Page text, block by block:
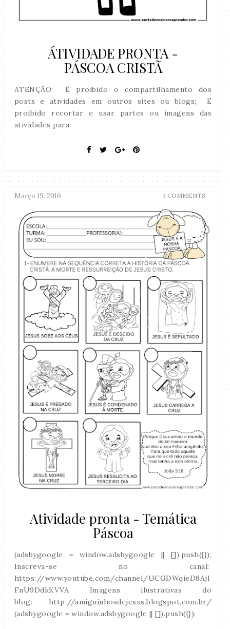
ÁTIVIDADE PRONTA -
PÁSCOA CRISTÃ
ATENÇÃO: É proibido o compartilhamento dos
posts e atividades em outros sites ou blogs; É
proibido recortar e usar partes ou imagens das
atividades para
Março 19, 2016 3 COMMENTS
Atividade pronta - Temática
Páscoa
(adsbygoogle = window.adsbygoogle || []).push({});
Inscreva-se no canal:
https://www.youtube.com/channel/UCGDWqieD8Ajl
FnU9DdkKVVA Imagens ilustrativas do
blog: http://amiguinhosdejesus.blogspot.com.br/
(adsbygoogle = window.adsbygoogle || []).push({});